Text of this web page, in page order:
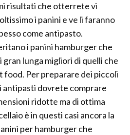
risultati che otterrete vi
i panini e ve li faranno
come antipasto.
i panini hamburger che
gran lunga migliori di quelli che
food. Per preparare dei piccoli
antipasti dovrete comprare
ridotte ma di ottima
è in questi casi ancora la
per hamburger che